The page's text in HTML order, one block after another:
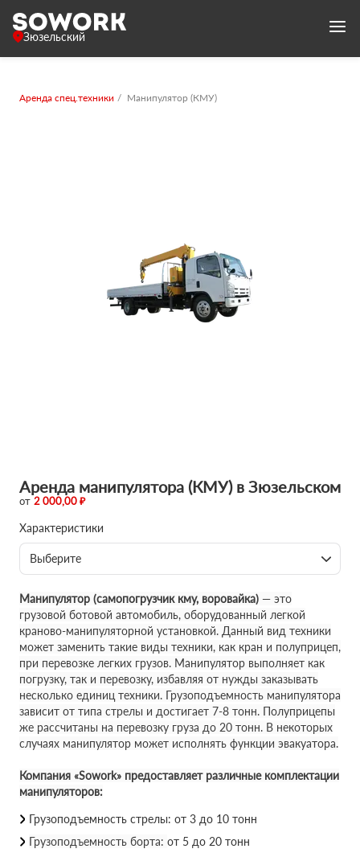
Зюзельский
Аренда спец.техники Манипулятор (КМУ)
Аренда манипулятора (КМУ) в Зюзельском
от 2 000,00 ₽
Характеристики
Выберите
Манипулятор (самопогрузчик кму, воровайка) — это
грузовой ботовой автомобиль, оборудованный легкой
краново-манипуляторной установкой. Данный вид техники
может заменить такие виды техники, как кран и полуприцеп,
при перевозке легких грузов. Манипулятор выполняет как
погрузку, так и перевозку, избавляя от нужды заказывать
несколько единиц техники. Грузоподъемность манипулятора
зависит от типа стрелы и достигает 7-8 тонн. Полуприцепы
же рассчитаны на перевозку груза до 20 тонн. В некоторых
случаях манипулятор может исполнять функции эвакуатора.
Компания «Sowork» предоставляет различные комплектации
манипуляторов:
Грузоподъемность стрелы: от 3 до 10 тонн
Грузоподъемность борта: от 5 до 20 тонн